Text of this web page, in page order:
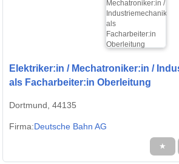
Elektriker:in / Mechatroniker:in /
als Facharbeiter:in Oberleitung
Dortmund, 44135
Firma:Deutsche Bahn AG
★